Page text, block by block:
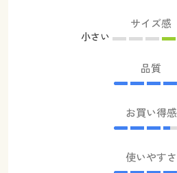
サイズ感
小さい
品質
お買い得感
使いやすさ